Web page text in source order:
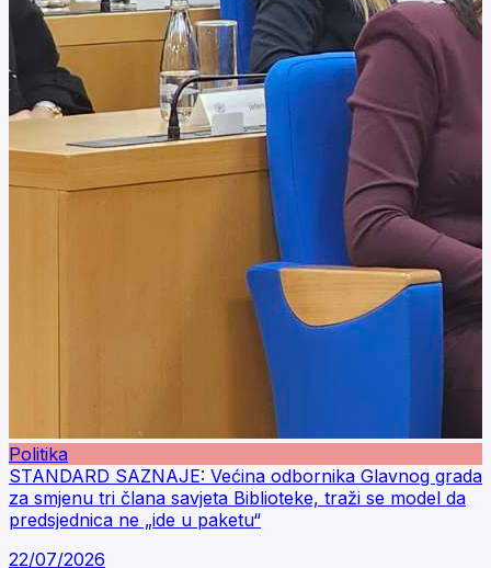
Politika
STANDARD SAZNAJE: Većina odbornika Glavnog grada
za smjenu tri člana savjeta Biblioteke, traži se model da
predsjednica ne „ide u paketu“
22/07/2026